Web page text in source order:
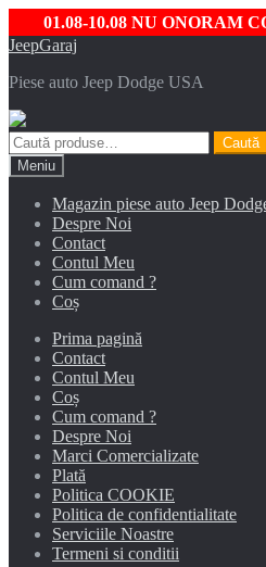
01.08-10.08 NU ONORAM
Sari
navigare
Sari
conținut
JeepGaraj
Piese auto Jeep Dodge USA
Caută
după:
Caută
Meniu
Magazin piese auto Jeep
Despre Noi
Contact
Contul Meu
Cum comand ?
Coș
Prima pagină
Contact
Contul Meu
Coș
Cum comand ?
Despre Noi
Marci Comercializate
Plată
Politica COOKIE
Politica de confidentialitate
Serviciile Noastre
Termeni si conditii